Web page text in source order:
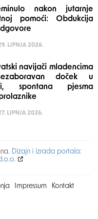
nakon jutarnje
pomoći: Obdukcija
LIPNJA 2026.
navijači mladencima
doček u
spontana pjesma
LIPNJA 2026.
Dizajn i izrada portala:
Impressum Kontakt